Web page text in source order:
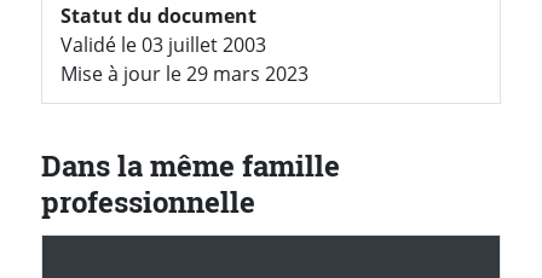
Statut du document
Validé le 03 juillet 2003
Mise à jour le 29 mars 2023
Dans la même famille
professionnelle